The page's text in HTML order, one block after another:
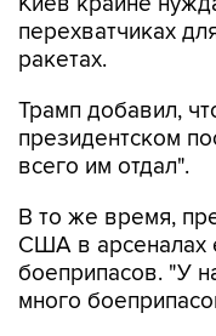
перехватчиках
ракетах.
Трамп добавил,
президентском
всего им отдал".
В то же время,
США в арсеналах
боеприпасов. "У
много